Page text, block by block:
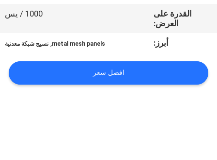
اتصل
اطلب
اقتباس
القدرة على
العرض:
1000 / يس
أبرز: metal mesh panels
, نسيج شبكة معدنية
افضل سعر